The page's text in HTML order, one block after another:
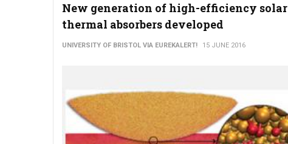
New generation of high-efficiency solar
thermal absorbers developed
UNIVERSITY OF BRISTOL VIA EUREKALERT! 15 JUNE 2016